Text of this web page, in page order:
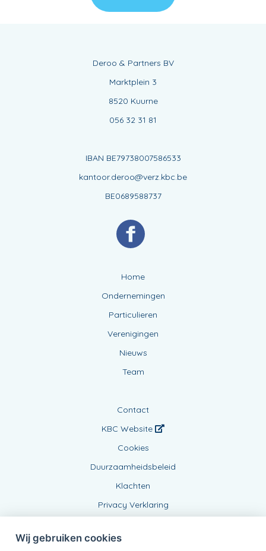
Deroo & Partners BV
Marktplein 3
8520 Kuurne
056 32 31 81
IBAN BE79738007586533
kantoor.deroo@verz.kbc.be
BE0689588737
Home
Ondernemingen
Particulieren
Verenigingen
Nieuws
Team
Contact
KBC Website
Cookies
Duurzaamheidsbeleid
Klachten
Privacy Verklaring
Wij gebruiken cookies